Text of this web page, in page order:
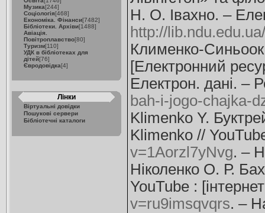
Музика[244]
Соціологія[468]
Економіка. Фінанси[7482]
Бібліотеки. Архіви[1488]
Авіація.
Повітроплавство[80]
Туризм[110]
УДК в бібліотеках для
дітей[76]
Євродовідка[4]
Лінки
Віртуальні довідки
Пошукові сервери
Бібліотечні каталоги
Н. О. Івахно. –
http://
Клименко-Синьоок
[Електронний
Електрон. дані. –
bah-i-jogo-chajka-
Klimenko Y.
Klimenko //
v=1Aorzl7yNvg. –
Ніколенко О. Р.
YouTube :
v=ru9imsqvqrs. –